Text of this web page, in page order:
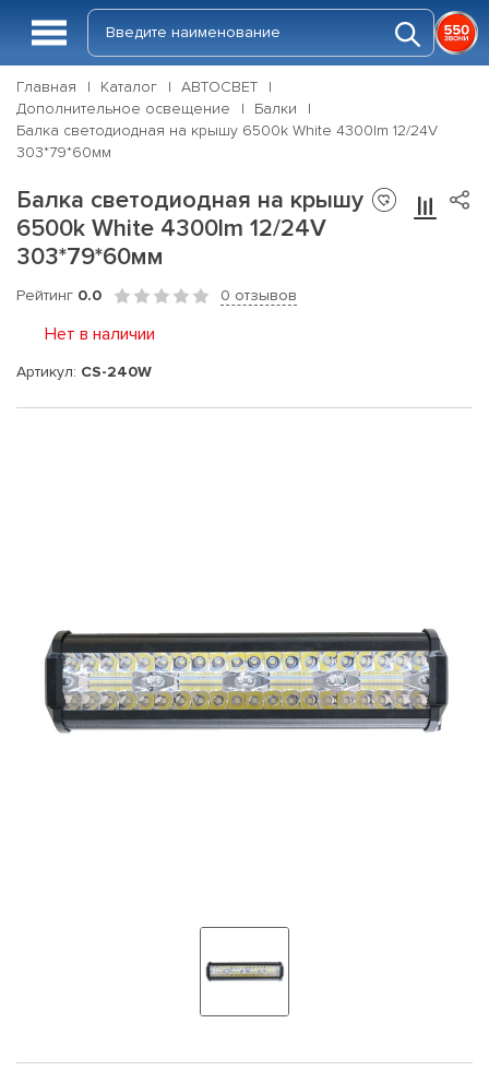
Главная Каталог
АВТОСВЕТ
Дополнительное освещение
Балки
Балка светодиодная на крышу 6500k White 4300lm 12/24V
303*79*60мм
Балка светодиодная на крышу
6500k White 4300lm 12/24V
303*79*60мм
Рейтинг 0.0 0 отзывов
Нет в наличии
Артикул: CS-240W